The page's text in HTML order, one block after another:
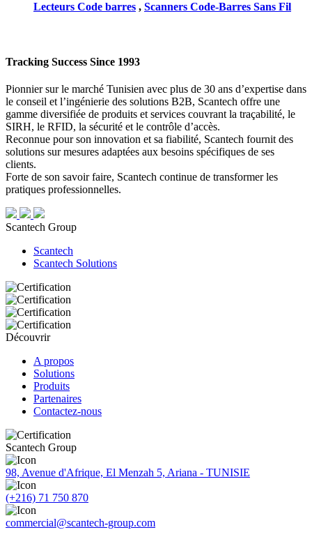
Lecteurs Code barres , Scanners Code-Barres Sans Fil
Tracking Success Since 1993
Pionnier sur le marché Tunisien avec plus de 30 ans d’expertise dans
le conseil et l’ingénierie des solutions B2B, Scantech offre une
gamme diversifiée de produits et services couvrant la traçabilité, le
SIRH, le RFID, la sécurité et le contrôle d’accès.
Reconnue pour son innovation et sa fiabilité, Scantech fournit des
solutions sur mesures adaptées aux besoins spécifiques de ses
clients.
Forte de son savoir faire, Scantech continue de transformer les
pratiques professionnelles.
Scantech Group
Scantech
Scantech Solutions
Découvrir
A propos
Solutions
Produits
Partenaires
Contactez-nous
Scantech Group
98, Avenue d'Afrique, El Menzah 5, Ariana - TUNISIE
(+216) 71 750 870
commercial@scantech-group.com